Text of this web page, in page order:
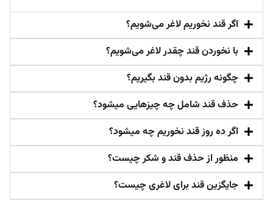
اگر قند نخوریم لاغر می‌شویم؟
با نخوردن قند چقدر لاغر می‌شویم؟
چگونه رژیم بدون قند بگیریم؟
حذف قند شامل چه چیزهایی میشود؟
اگر ده روز قند نخوریم چه میشود؟
منظور از حذف قند و شکر چیست؟
جایگزین قند برای لاغری چیست؟